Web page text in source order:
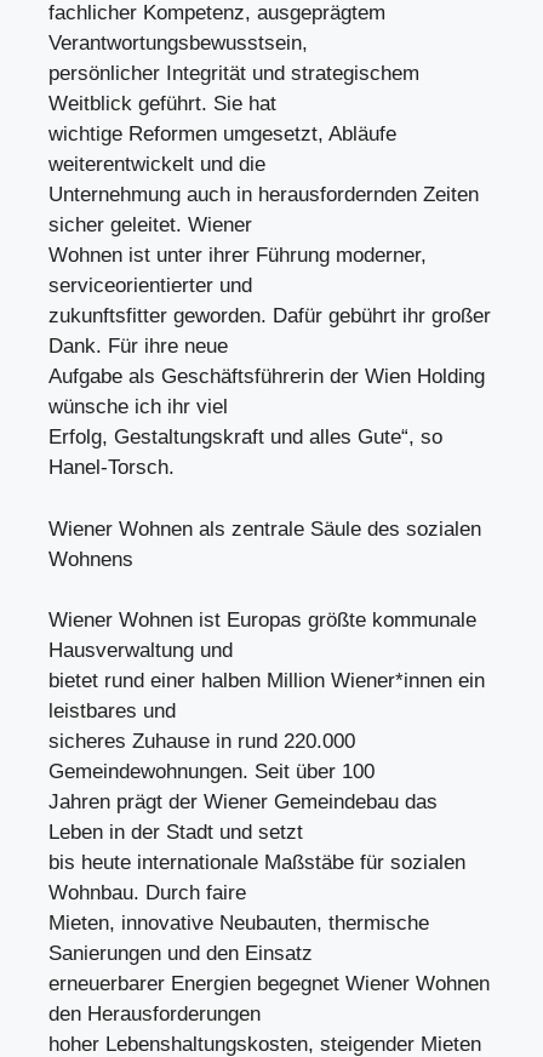
fachlicher Kompetenz, ausgeprägtem
Verantwortungsbewusstsein,
persönlicher Integrität und strategischem
Weitblick geführt. Sie hat
wichtige Reformen umgesetzt, Abläufe
weiterentwickelt und die
Unternehmung auch in herausfordernden Zeiten
sicher geleitet. Wiener
Wohnen ist unter ihrer Führung moderner,
serviceorientierter und
zukunftsfitter geworden. Dafür gebührt ihr großer
Dank. Für ihre neue
Aufgabe als Geschäftsführerin der Wien Holding
wünsche ich ihr viel
Erfolg, Gestaltungskraft und alles Gute“, so
Hanel-Torsch.
Wiener Wohnen als zentrale Säule des sozialen
Wohnens
Wiener Wohnen ist Europas größte kommunale
Hausverwaltung und
bietet rund einer halben Million Wiener*innen ein
leistbares und
sicheres Zuhause in rund 220.000
Gemeindewohnungen. Seit über 100
Jahren prägt der Wiener Gemeindebau das
Leben in der Stadt und setzt
bis heute internationale Maßstäbe für sozialen
Wohnbau. Durch faire
Mieten, innovative Neubauten, thermische
Sanierungen und den Einsatz
erneuerbarer Energien begegnet Wiener Wohnen
den Herausforderungen
hoher Lebenshaltungskosten, steigender Mieten